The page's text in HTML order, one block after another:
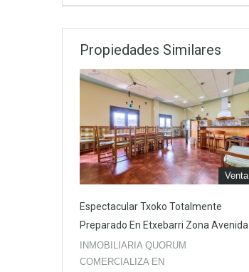
Propiedades Similares
Venta
Espectacular Txoko Totalmente
Preparado En Etxebarri Zona Avenida
INMOBILIARIA QUORUM
COMERCIALIZA EN